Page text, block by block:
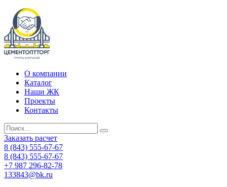
О компании
Каталог
Наши ЖК
Проекты
Контакты
Заказать расчет
8 (843) 555-67-67
8 (843) 555-67-67
+7 987 296-82-78
133843@bk.ru